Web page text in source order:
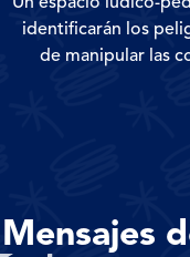
Un espacio lúdico-
identificarán los
de manipular las
Mensajes